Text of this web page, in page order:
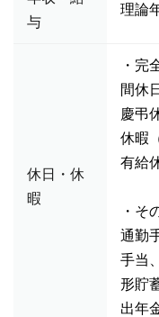
与
理論
休日・休
暇
・完
間休
慶弔
休暇
有給
・そ
通勤
手当
形貯
出年